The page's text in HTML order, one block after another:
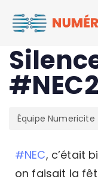
IN:
VIDÉO
Équipe Numericite
on:
#NEC, c’était
on faisait la